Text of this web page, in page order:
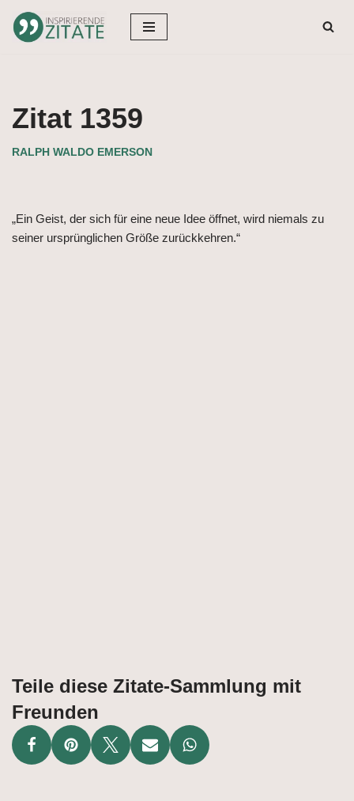
Zum
Zitat 1359
RALPH WALDO EMERSON
„Ein Geist, der sich für eine neue Idee öffnet, wird niemals zu
seiner ursprünglichen Größe zurückkehren.“
Teile diese Zitate-Sammlung mit
Freunden